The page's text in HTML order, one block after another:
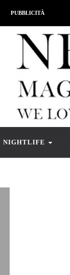
PUBBLICITÀ
NIGHTLIFE